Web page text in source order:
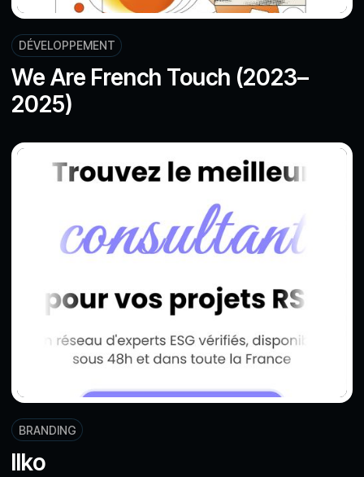
DÉVELOPPEMENT
We Are French Touch (2023–
2025)
BRANDING
Ilko